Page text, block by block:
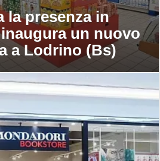
la presenza in
un nuovo
a Lodrino (Bs)